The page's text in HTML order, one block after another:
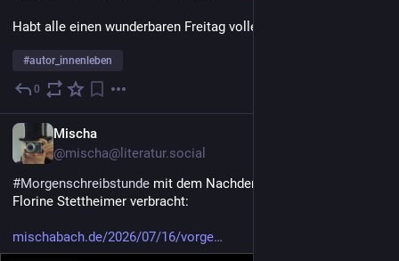
Habt alle einen wunderbaren Freitag voller Ideen! 😎
#autor_innenleben
0
Mischa
@mischa@literatur.social
#Morgenschreibstunde mit dem Nachdenken über ein Bild von
Florine Stettheimer verbracht:
mischabach.de/2026/07/16/vorge